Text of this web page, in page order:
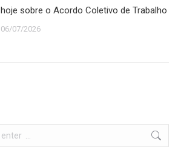
hoje sobre o Acordo Coletivo de Trabalho
06/07/2026